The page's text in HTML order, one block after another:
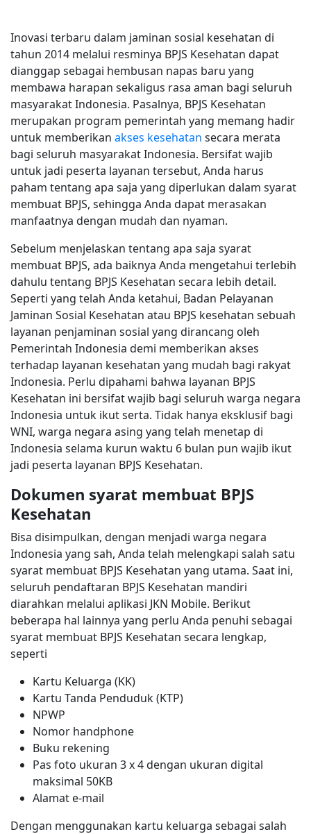
Inovasi terbaru dalam jaminan sosial kesehatan di
tahun 2014 melalui resminya BPJS Kesehatan dapat
dianggap sebagai hembusan napas baru yang
membawa harapan sekaligus rasa aman bagi seluruh
masyarakat Indonesia. Pasalnya, BPJS Kesehatan
merupakan program pemerintah yang memang hadir
untuk memberikan akses kesehatan secara merata
bagi seluruh masyarakat Indonesia. Bersifat wajib
untuk jadi peserta layanan tersebut, Anda harus
paham tentang apa saja yang diperlukan dalam syarat
membuat BPJS, sehingga Anda dapat merasakan
manfaatnya dengan mudah dan nyaman.
Sebelum menjelaskan tentang apa saja syarat
membuat BPJS, ada baiknya Anda mengetahui terlebih
dahulu tentang BPJS Kesehatan secara lebih detail.
Seperti yang telah Anda ketahui, Badan Pelayanan
Jaminan Sosial Kesehatan atau BPJS kesehatan sebuah
layanan penjaminan sosial yang dirancang oleh
Pemerintah Indonesia demi memberikan akses
terhadap layanan kesehatan yang mudah bagi rakyat
Indonesia. Perlu dipahami bahwa layanan BPJS
Kesehatan ini bersifat wajib bagi seluruh warga negara
Indonesia untuk ikut serta. Tidak hanya eksklusif bagi
WNI, warga negara asing yang telah menetap di
Indonesia selama kurun waktu 6 bulan pun wajib ikut
jadi peserta layanan BPJS Kesehatan.
Dokumen syarat membuat BPJS
Kesehatan
Bisa disimpulkan, dengan menjadi warga negara
Indonesia yang sah, Anda telah melengkapi salah satu
syarat membuat BPJS Kesehatan yang utama. Saat ini,
seluruh pendaftaran BPJS Kesehatan mandiri
diarahkan melalui aplikasi JKN Mobile. Berikut
beberapa hal lainnya yang perlu Anda penuhi sebagai
syarat membuat BPJS Kesehatan secara lengkap,
seperti
Kartu Keluarga (KK)
Kartu Tanda Penduduk (KTP)
NPWP
Nomor handphone
Buku rekening
Pas foto ukuran 3 x 4 dengan ukuran digital
maksimal 50KB
Alamat e-mail
Dengan menggunakan kartu keluarga sebagai salah